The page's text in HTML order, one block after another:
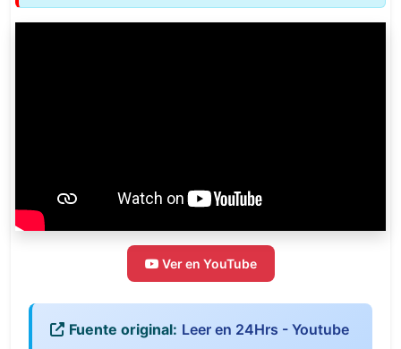
Ver en YouTube
Fuente original: Leer en 24Hrs - Youtube